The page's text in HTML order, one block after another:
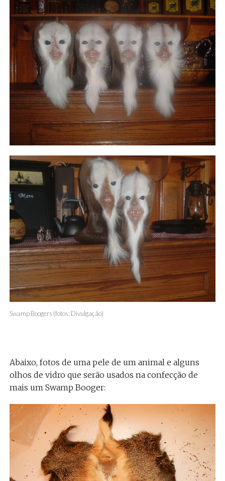
Swamp Boogers (fotos: Divulgação)
Abaixo, fotos de uma pele de um animal e alguns
olhos de vidro que serão usados na confecção de
mais um Swamp Booger: